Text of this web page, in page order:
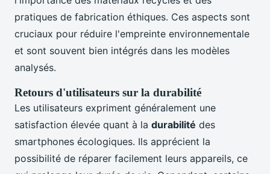
pratiques de fabrication éthiques. Ces aspects sont
cruciaux pour réduire l'empreinte environnementale
et sont souvent bien intégrés dans les modèles
analysés.
Retours d'utilisateurs sur la durabilité
Les utilisateurs expriment généralement une
satisfaction élevée quant à la durabilité des
smartphones écologiques. Ils apprécient la
possibilité de réparer facilement leurs appareils, ce